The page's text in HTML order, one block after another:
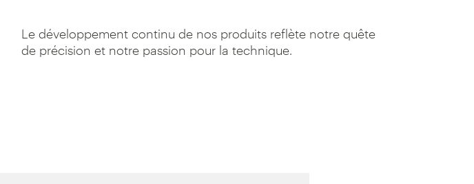
Le développement continu de nos produits reflète notre quête
de précision et notre passion pour la technique.